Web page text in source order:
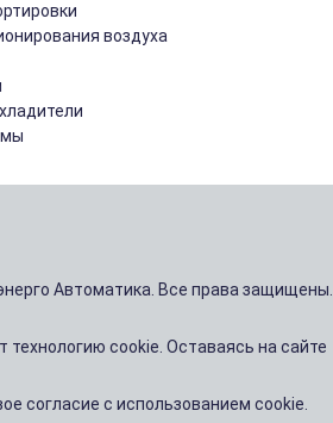
воздуха
Автоматика. Все права защищены.
технологию cookie. Оставаясь на сайте
согласие с использованием cookie.